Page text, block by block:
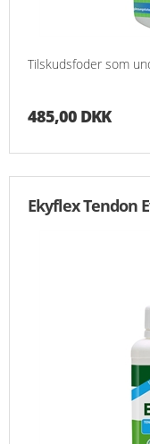
Tilskudsfoder som
485,00 DKK
Ekyflex Tendon